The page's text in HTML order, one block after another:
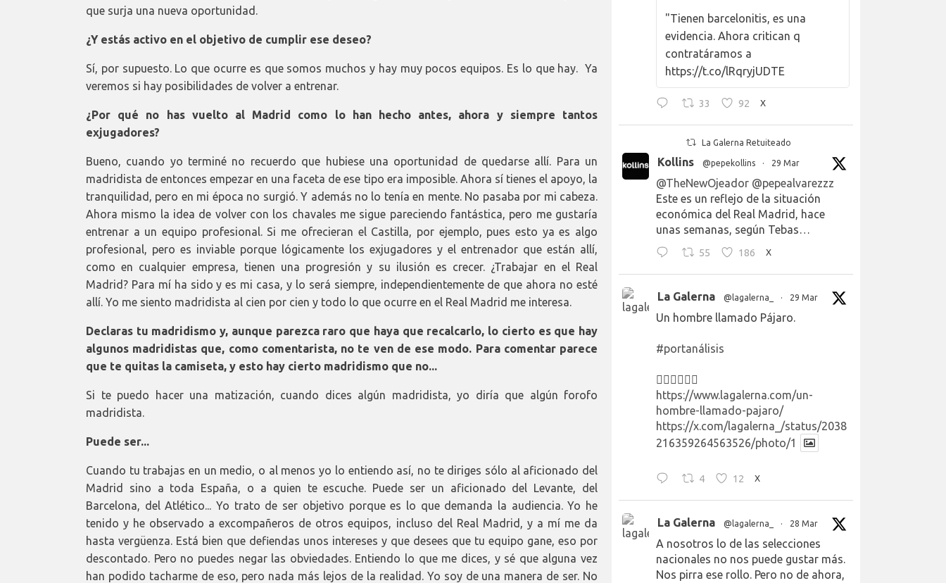
que surja una nueva oportunidad.
¿Y estás activo en el objetivo de cumplir ese deseo?
Sí, por supuesto. Lo que ocurre es que somos muchos y hay muy pocos equipos. Es lo que hay. Ya
veremos si hay posibilidades de volver a entrenar.
¿Por qué no has vuelto al Madrid como lo han hecho antes, ahora y siempre tantos
exjugadores?
Bueno, cuando yo terminé no recuerdo que hubiese una oportunidad de quedarse allí. Para un
madridista de entonces empezar en una faceta de ese tipo era imposible. Ahora sí tienes el apoyo, la
tranquilidad, pero en mi época no surgió. Y además no lo tenía en mente. No pasaba por mi cabeza.
Ahora mismo la idea de volver con los chavales me sigue pareciendo fantástica, pero me gustaría
entrenar a un equipo profesional. Si me ofrecieran el Castilla, por ejemplo, pues esto ya es algo
profesional, pero es inviable porque lógicamente los exjugadores y el entrenador que están allí,
como en cualquier empresa, tienen una progresión y su ilusión es crecer. ¿Trabajar en el Real
Madrid? Para mí ha sido y es mi casa, y lo será siempre, independientemente de que ahora no esté
allí. Yo me siento madridista al cien por cien y todo lo que ocurre en el Real Madrid me interesa.
Declaras tu madridismo y, aunque parezca raro que haya que recalcarlo, lo cierto es que hay
algunos madridistas que, como comentarista, no te ven de ese modo. Para comentar parece
que te quitas la camiseta, y esto hay cierto madridismo que no...
Si te puedo hacer una matización, cuando dices algún madridista, yo diría que algún forofo
madridista.
Puede ser...
Cuando tu trabajas en un medio, o al menos yo lo entiendo así, no te diriges sólo al aficionado del
Madrid sino a toda España, o a quien te escuche. Puede ser un aficionado del Levante, del
Barcelona, del Atlético... Yo trato de ser objetivo porque es lo que demanda la audiencia. Yo he
tenido y he observado a excompañeros de otros equipos, incluso del Real Madrid, y a mí me da
hasta vergüenza. Está bien que defiendas unos intereses y que desees que tu equipo gane, eso por
descontado. Pero no puedes negar las obviedades. Entiendo lo que me dices, y sé que alguna vez
han podido tacharme de eso, pero nada más lejos de la realidad. Yo soy de una manera de ser. No
"Tienen barcelonitis, es una
evidencia. Ahora critican q
contratáramos a
https://t.co/lRqryjUDTE
33 92 X
La Galerna Retuiteado
Kollins @pepekollins · 29 Mar
@TheNewOjeador @pepealvarezzz
Este es un reflejo de la situación
económica del Real Madrid, hace
unas semanas, según Tebas…
55 186 X
La Galerna @lagalerna_ · 29 Mar
Un hombre llamado Pájaro.
#portanálisis
👉🏻👉🏻👉🏻
https://www.lagalerna.com/un-
hombre-llamado-pajaro/
https://x.com/lagalerna_/status/2038
216359264563526/photo/1
4 12 X
La Galerna @lagalerna_ · 28 Mar
A nosotros lo de las selecciones
nacionales no nos puede gustar más.
Nos pirra ese rollo. Pero no de ahora,